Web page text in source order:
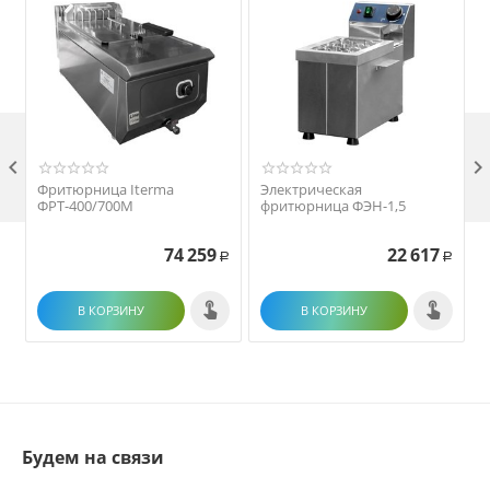
Фритюрница Iterma
ФРТ-400/700М
74 259 Р
В КОРЗИНУ
Электрическая
фритюрница ФЭН-1,5
22 617 Р
В КОРЗИНУ
 
Будем на связи